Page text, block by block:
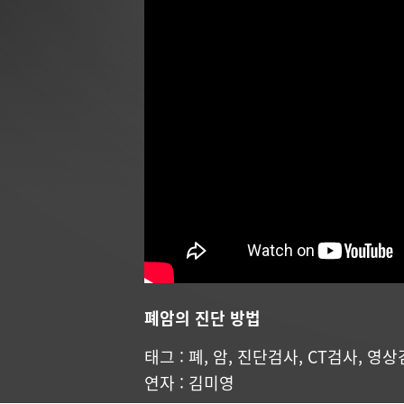
폐암의 진단 방법
태그 : 폐, 암, 진단검사, CT검사, 영상
연자 : 김미영